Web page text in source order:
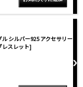
シルバー925 アクセサリー
レスレット]